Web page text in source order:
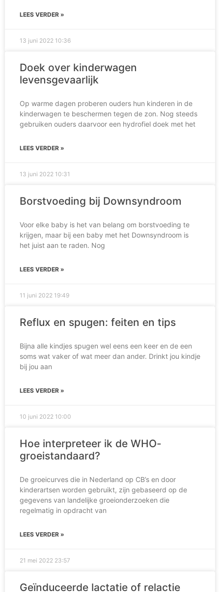
LEES VERDER »
13 juni 2022 10:36
Doek over kinderwagen
levensgevaarlijk
Op warme dagen proberen ouders hun kinderen in de
kinderwagen te beschermen tegen de zon. Nog steeds
gebruiken ouders daarvoor een hydrofiel doek met het
LEES VERDER »
13 juni 2022 10:31
Borstvoeding bij Downsyndroom
Voor elke baby is het van belang om borstvoeding te
krijgen, maar bij een baby met het Downsyndroom is
het juist aan te raden. Nog
LEES VERDER »
11 juni 2022 19:49
Reflux en spugen: feiten en tips
Bijna alle kindjes spugen wel eens een keer en de een
soms wat vaker of wat meer dan ander. Drinkt jou kindje
bij jou aan
LEES VERDER »
10 juni 2022 10:00
Hoe interpreteer ik de WHO-
groeistandaard?
De groeicurves die in Nederland op CB’s en door
kinderartsen worden gebruikt, zijn gebaseerd op de
gegevens van landelijke groeionderzoeken die
regelmatig in opdracht van
LEES VERDER »
21 mei 2022 23:57
Geïnduceerde lactatie of relactie